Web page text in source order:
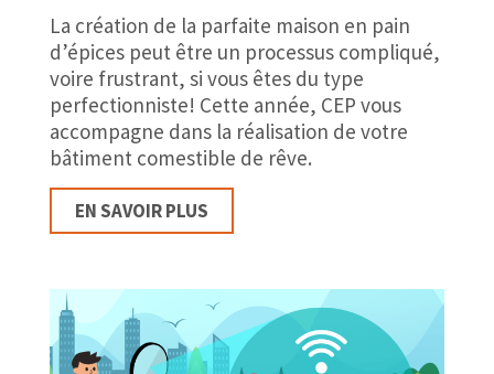
La création de la parfaite maison en pain
d’épices peut être un processus compliqué,
voire frustrant, si vous êtes du type
perfectionniste! Cette année, CEP vous
accompagne dans la réalisation de votre
bâtiment comestible de rêve.
EN SAVOIR PLUS